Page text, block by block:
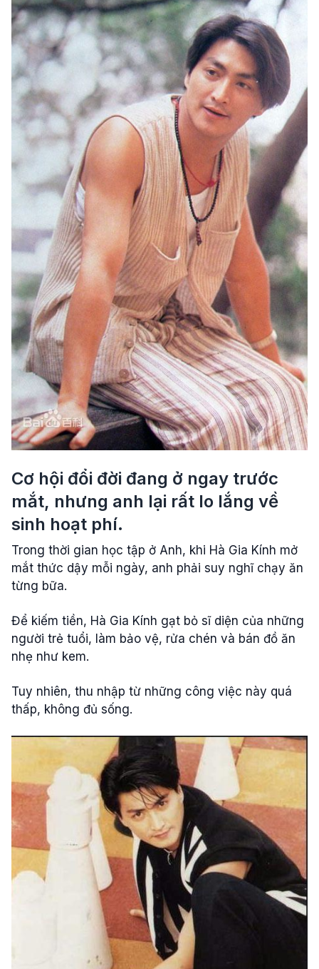
Cơ hội đổi đời đang ở ngay trước
mắt, nhưng anh lại rất lo lắng về
sinh hoạt phí.
Trong thời gian học tập ở Anh, khi Hà Gia Kính mở
mắt thức dậy mỗi ngày, anh phải suy nghĩ chạy ăn
từng bữa.
Để kiếm tiền, Hà Gia Kính gạt bỏ sĩ diện của những
người trẻ tuổi, làm bảo vệ, rửa chén và bán đồ ăn
nhẹ như kem.
Tuy nhiên, thu nhập từ những công việc này quá
thấp, không đủ sống.